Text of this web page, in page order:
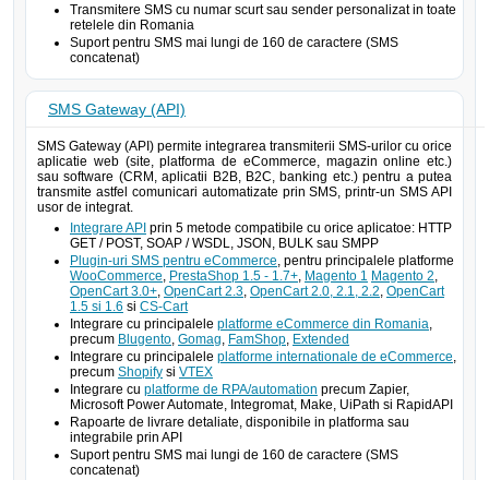
Transmitere SMS cu numar scurt sau sender personalizat in toate
retelele din Romania
Suport pentru SMS mai lungi de 160 de caractere (SMS
concatenat)
SMS Gateway (API)
SMS Gateway (API) permite integrarea transmiterii SMS-urilor cu orice
aplicatie web (site, platforma de eCommerce, magazin online etc.)
sau software (CRM, aplicatii B2B, B2C, banking etc.) pentru a putea
transmite astfel comunicari automatizate prin SMS, printr-un SMS API
usor de integrat.
Integrare API prin 5 metode compatibile cu orice aplicatoe: HTTP
GET / POST, SOAP / WSDL, JSON, BULK sau SMPP
Plugin-uri SMS pentru eCommerce, pentru principalele platforme
WooCommerce, PrestaShop 1.5 - 1.7+, Magento 1 Magento 2,
OpenCart 3.0+, OpenCart 2.3, OpenCart 2.0, 2.1, 2.2, OpenCart
1.5 si 1.6 si CS-Cart
Integrare cu principalele platforme eCommerce din Romania,
precum Blugento, Gomag, FamShop, Extended
Integrare cu principalele platforme internationale de eCommerce,
precum Shopify si VTEX
Integrare cu platforme de RPA/automation precum Zapier,
Microsoft Power Automate, Integromat, Make, UiPath si RapidAPI
Rapoarte de livrare detaliate, disponibile in platforma sau
integrabile prin API
Suport pentru SMS mai lungi de 160 de caractere (SMS
concatenat)